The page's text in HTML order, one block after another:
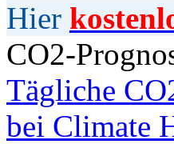
Hier
CO2-
Tägliche
bei Climate